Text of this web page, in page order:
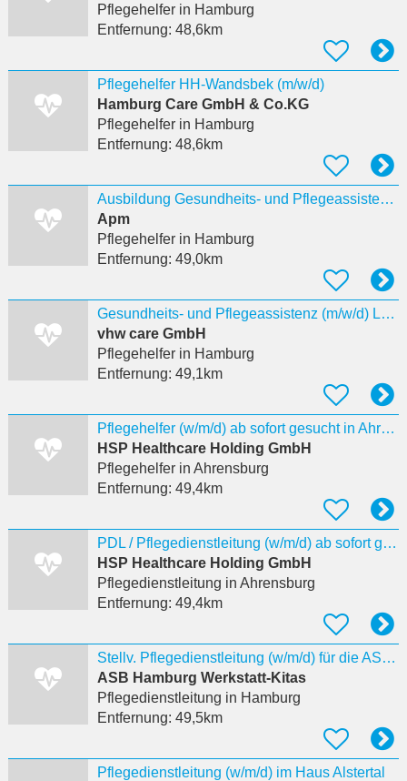
Pflegehelferin Hamburg
Entfernung: 48,6km
Pflegehelfer HH-Wandsbek (m/w/d)
Hamburg Care GmbH & Co.KG
Pflegehelferin Hamburg
Entfernung: 48,6km
Ausbildung Gesundheits- und Pflegeassistenz (2 Jahre)
Apm
Pflegehelferin Hamburg
Entfernung: 49,0km
Gesundheits- und Pflegeassistenz (m/w/d) Langenhorn
vhw care GmbH
Pflegehelferin Hamburg
Entfernung: 49,1km
Pflegehelfer (w/m/d) ab sofort gesucht in Ahrensburg
HSP Healthcare Holding GmbH
Pflegehelferin Ahrensburg
Entfernung: 49,4km
PDL / Pflegedienstleitung (w/m/d) ab sofort gesucht in Ahrensburg
HSP Healthcare Holding GmbH
Pflegedienstleitung in Ahrensburg
Entfernung: 49,4km
Stellv. Pflegedienstleitung (w/m/d) für die ASB Sozialstation Elbgemeinden
ASB Hamburg Werkstatt-Kitas
Pflegedienstleitung in Hamburg
Entfernung: 49,5km
Pflegedienstleitung (w/m/d) im Haus Alstertal